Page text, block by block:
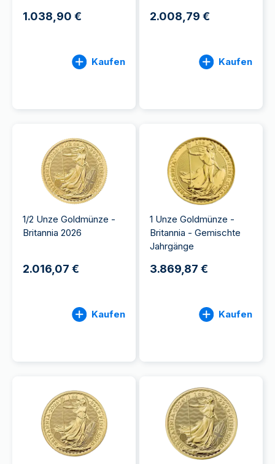
1.038,90 €
Kaufen
2.008,79 €
Kaufen
1/2 Unze Goldmünze -
Britannia 2026
2.016,07 €
Kaufen
1 Unze Goldmünze -
Britannia - Gemischte
Jahrgänge
3.869,87 €
Kaufen